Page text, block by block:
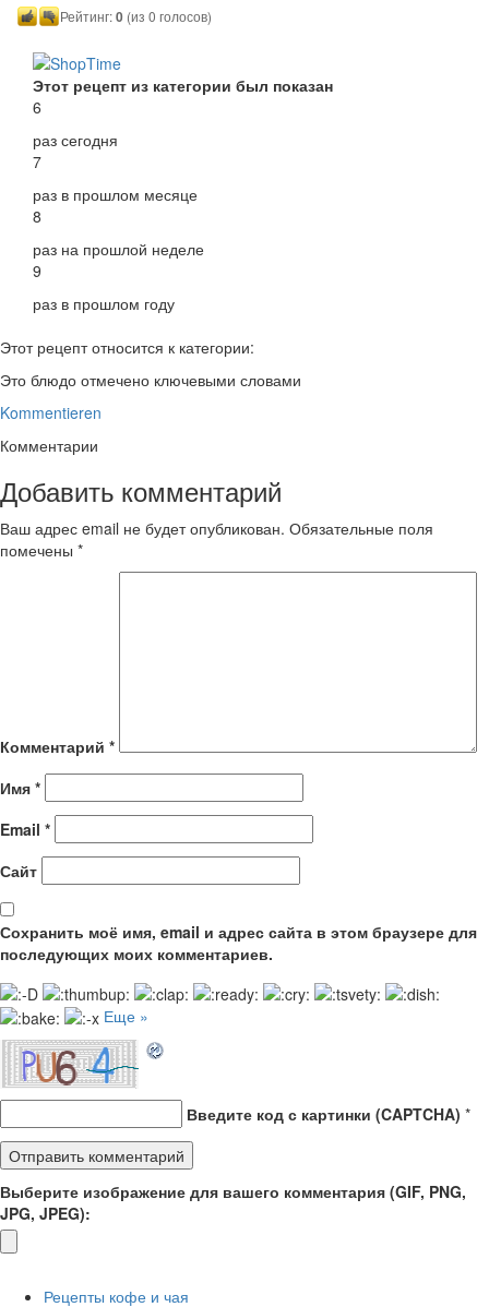
Рейтинг:0 (из 0 голосов)
Этот рецепт из категории был показан
6
раз сегодня
7
раз в прошлом месяце
8
раз на прошлой неделе
9
раз в прошлом году
Этот рецепт относится к категории:
Это блюдо отмечено ключевыми словами
Kommentieren
Комментарии
Добавить комментарий
Ваш адрес email не будет опубликован. Обязательные поля
помечены *
Комментарий *
Имя *
Email *
Сайт
Сохранить моё имя, email и адрес сайта в этом браузере для
последующих моих комментариев.
Еще »
Введите код с картинки (CAPTCHA) *
Выберите изображение для вашего комментария (GIF, PNG,
JPG, JPEG):
Рецепты кофе и чая